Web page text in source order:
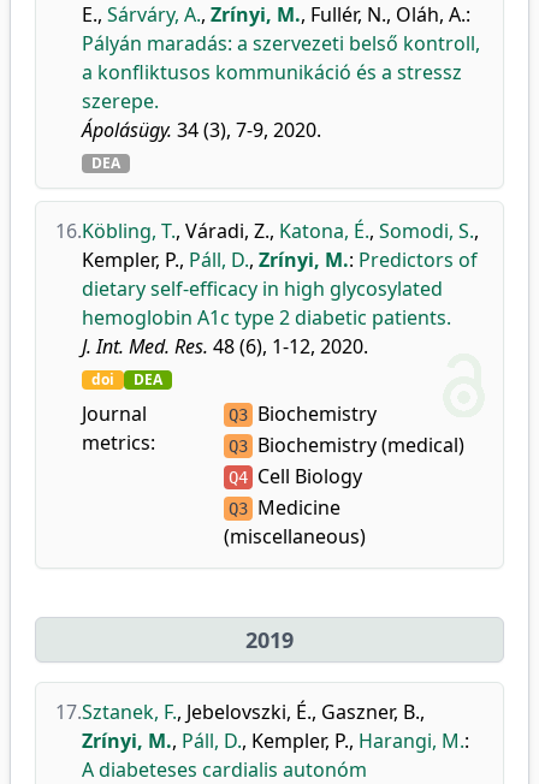
E., Sárváry, A., Zrínyi, M., Fullér, N., Oláh, A.:
Pályán maradás: a szervezeti belső kontroll,
a konfliktusos kommunikáció és a stressz
szerepe.
Ápolásügy. 34 (3), 7-9, 2020.
DEA
16.Köbling, T., Váradi, Z., Katona, É., Somodi, S.,
Kempler, P., Páll, D., Zrínyi, M.: Predictors of
dietary self-efficacy in high glycosylated
hemoglobin A1c type 2 diabetic patients.
J. Int. Med. Res. 48 (6), 1-12, 2020.
doi DEA
Journal
metrics:
Q3 Biochemistry
Q3 Biochemistry (medical)
Q4 Cell Biology
Q3 Medicine
(miscellaneous)
2019
17.Sztanek, F., Jebelovszki, É., Gaszner, B.,
Zrínyi, M., Páll, D., Kempler, P., Harangi, M.:
A diabeteses cardialis autonóm